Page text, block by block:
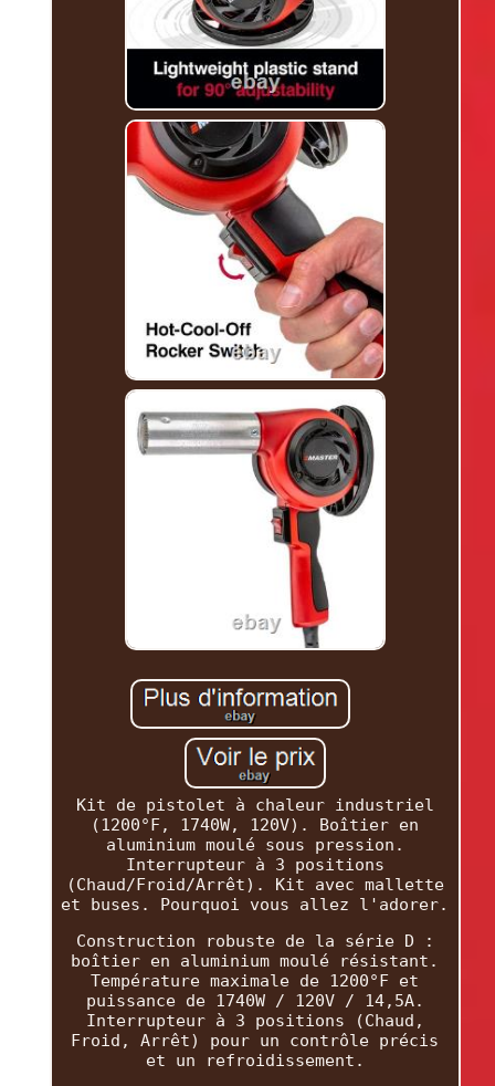
Kit de pistolet à chaleur industriel
(1200°F, 1740W, 120V). Boîtier en
aluminium moulé sous pression.
Interrupteur à 3 positions
(Chaud/Froid/Arrêt). Kit avec mallette
et buses. Pourquoi vous allez l'adorer.
Construction robuste de la série D :
boîtier en aluminium moulé résistant.
Température maximale de 1200°F et
puissance de 1740W / 120V / 14,5A.
Interrupteur à 3 positions (Chaud,
Froid, Arrêt) pour un contrôle précis
et un refroidissement.